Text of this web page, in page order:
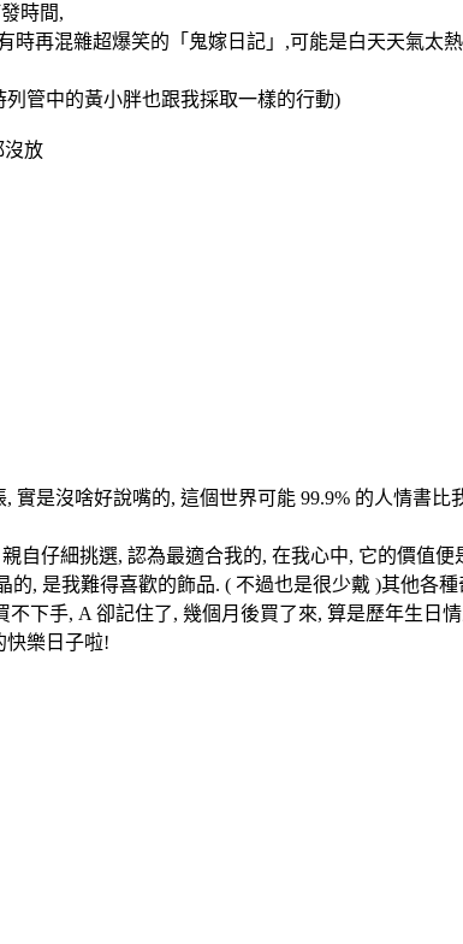
時間,
再混雜超爆笑的「鬼嫁日記」,可能是白天天氣太
管中的黃小胖也跟我採取一樣的行動)
沒放
是沒啥好說嘴的, 這個世界可能 99.9% 的人情書
仔細挑選, 認為最適合我的, 在我心中, 它的價值便
, 是我難得喜歡的飾品. ( 不過也是很少戴 )其他各
下手, A 卻記住了, 幾個月後買了來, 算是歷年生日
快樂日子啦!